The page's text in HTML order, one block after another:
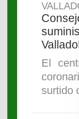
El
surtido